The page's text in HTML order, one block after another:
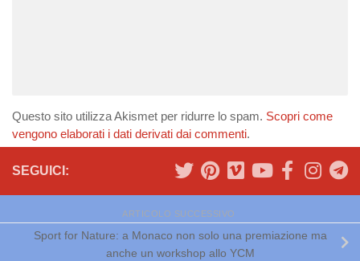
Questo sito utilizza Akismet per ridurre lo spam. Scopri come
vengono elaborati i dati derivati dai commenti.
SEGUICI:
ARTICOLO SUCCESSIVO
Sport for Nature: a Monaco non solo una premiazione ma
anche un workshop allo YCM